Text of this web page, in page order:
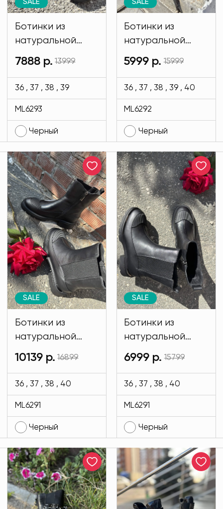
Ботинки из
натуральной
замши Regina
Bottini черного
цвета MODLAV
ML6293-13
SALE
7888 р. 13999
36 , 37 , 38 , 39
ML6293
Черный
Ботинки из
натуральной
кожи. Regina
Bottini черного
цвета MODLAV
ML6292-13
SALE
5999 р. 15999
36 , 37 , 38 , 39 , 40
ML6292
Черный
Ботинки из
натуральной
кожи. ЗИМА
Regina Bottini
черного цвета
MODLAV ML6291-
13
SALE
10139 р. 16899
36 , 37 , 38 , 40
ML6291
Черный
Ботинки из
натуральной
кожи Regina
Bottini черного
цвета MODLAV
ML6291-13
SALE
6999 р. 15799
36 , 37 , 38 , 40
ML6291
Черный